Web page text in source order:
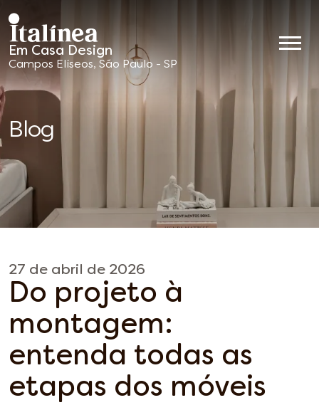
Em Casa Design
Móveis
Planejados
Campos Elíseos, São Paulo - SP
Blog
27 de abril de 2026
Do projeto à
montagem:
entenda todas as
etapas dos móveis